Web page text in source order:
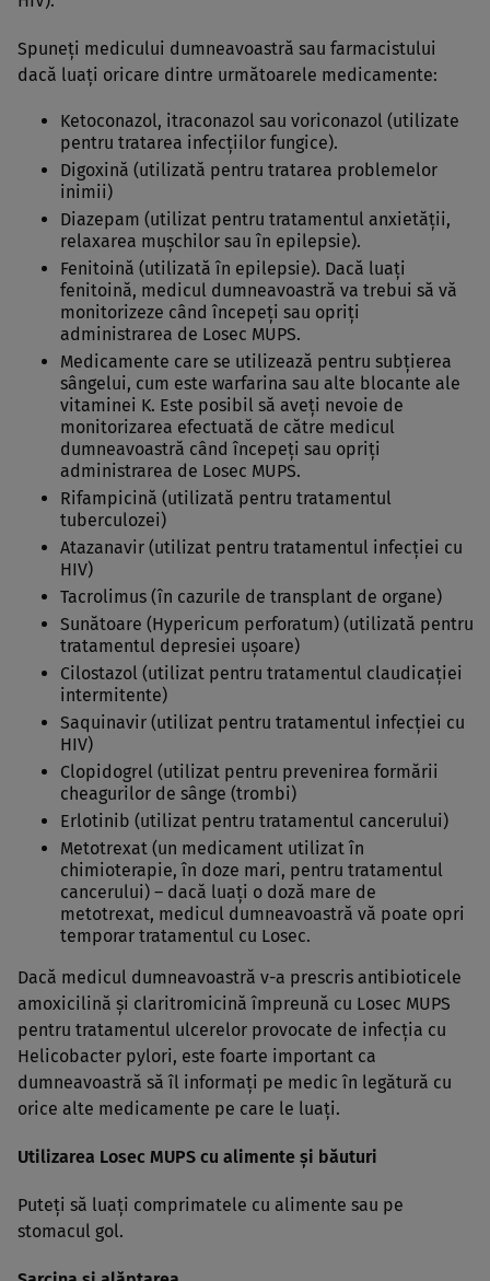
Spuneţi medicului dumneavoastră sau farmacistului
dacă luaţi oricare dintre următoarele medicamente:
Ketoconazol, itraconazol sau voriconazol (utilizate
pentru tratarea infecţiilor fungice).
Digoxină (utilizată pentru tratarea problemelor
inimii)
Diazepam (utilizat pentru tratamentul anxietăţii,
relaxarea muşchilor sau în epilepsie).
Fenitoină (utilizată în epilepsie). Dacă luaţi
fenitoină, medicul dumneavoastră va trebui să vă
monitorizeze când începeţi sau opriţi
administrarea de Losec MUPS.
Medicamente care se utilizează pentru subţierea
sângelui, cum este warfarina sau alte blocante ale
vitaminei K. Este posibil să aveţi nevoie de
monitorizarea efectuată de către medicul
dumneavoastră când începeţi sau opriţi
administrarea de Losec MUPS.
Rifampicină (utilizată pentru tratamentul
tuberculozei)
Atazanavir (utilizat pentru tratamentul infecţiei cu
HIV)
Tacrolimus (în cazurile de transplant de organe)
Sunătoare (Hypericum perforatum) (utilizată pentru
tratamentul depresiei uşoare)
Cilostazol (utilizat pentru tratamentul claudicaţiei
intermitente)
Saquinavir (utilizat pentru tratamentul infecţiei cu
HIV)
Clopidogrel (utilizat pentru prevenirea formării
cheagurilor de sânge (trombi)
Erlotinib (utilizat pentru tratamentul cancerului)
Metotrexat (un medicament utilizat în
chimioterapie, în doze mari, pentru tratamentul
cancerului) – dacă luaţi o doză mare de
metotrexat, medicul dumneavoastră vă poate opri
temporar tratamentul cu Losec.
Dacă medicul dumneavoastră v-a prescris antibioticele
amoxicilină şi claritromicină împreună cu Losec MUPS
pentru tratamentul ulcerelor provocate de infecţia cu
Helicobacter pylori, este foarte important ca
dumneavoastră să îl informaţi pe medic în legătură cu
orice alte medicamente pe care le luaţi.
Utilizarea Losec MUPS cu alimente şi băuturi
Puteţi să luaţi comprimatele cu alimente sau pe
stomacul gol.